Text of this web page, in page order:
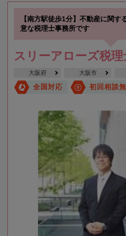
【南方駅徒歩1分】不動産に関す
意な税理士事務所です
スリーアローズ税理
大阪府 大阪市
全国対応 初回相談